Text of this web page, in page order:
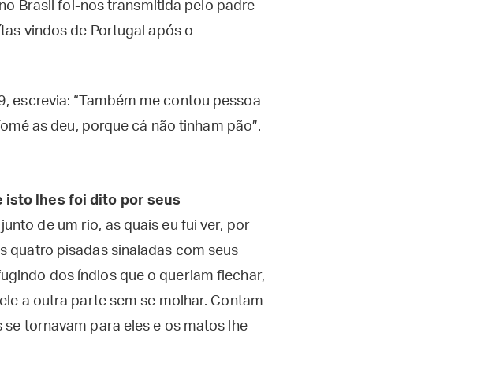
Brasil foi-nos transmitida pelo padre
vindos de Portugal após o
escrevia: “Também me contou pessoa
as deu, porque cá não tinham pão”.
isto lhes foi dito por seus
de um rio, as quais eu fui ver, por
quatro pisadas sinaladas com seus
dos índios que o queriam flechar,
a outra parte sem se molhar. Contam
tornavam para eles e os matos lhe